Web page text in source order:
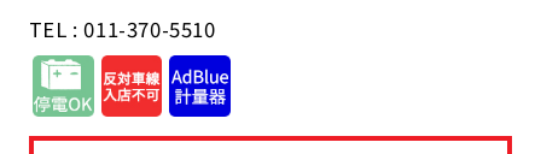
TEL : 011-370-5510